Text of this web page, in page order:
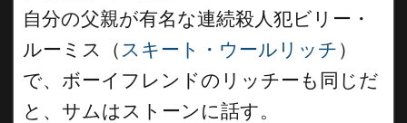
自分の父親が有名な連続殺人犯ビリー・
ルーミス（ スキート・ウールリッチ ）
で、ボーイフレンドのリッチーも同じだ
と、サムはストーンに話す。